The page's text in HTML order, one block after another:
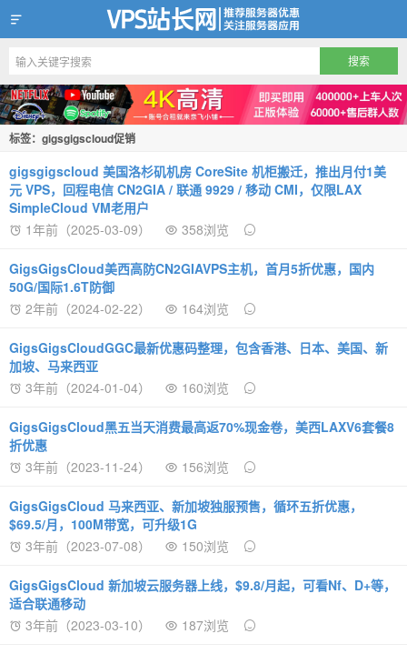
VPS站长网
标签：gigsgigscloud促销
gigsgigscloud 美国洛杉矶机房 CoreSite 机柜搬迁，推出月付1美
元 VPS，回程电信 CN2GIA / 联通 9929 / 移动 CMI，仅限LAX
SimpleCloud VM老用户
1年前（2025-03-09）
358浏览
GigsGigsCloud美西高防CN2GIAVPS主机，首月5折优惠，国内
50G/国际1.6T防御
2年前（2024-02-22）
164浏览
GigsGigsCloudGGC最新优惠码整理，包含香港、日本、美国、新
加坡、马来西亚
3年前（2024-01-04）
160浏览
GigsGigsCloud黑五当天消费最高返70%现金卷，美西LAXV6套餐8
折优惠
3年前（2023-11-24）
156浏览
GigsGigsCloud 马来西亚、新加坡独服预售，循环五折优惠，
$69.5/月，100M带宽，可升级1G
3年前（2023-07-08）
150浏览
GigsGigsCloud 新加坡云服务器上线，$9.8/月起，可看Nf、D+等，
适合联通移动
3年前（2023-03-10）
187浏览